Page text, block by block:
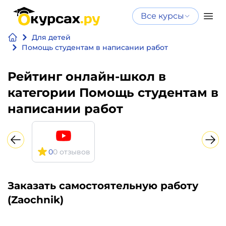
Все курсы
Для детей
Помощь студентам в написании работ
Рейтинг онлайн-школ в
категории Помощь студентам в
написании работ
00 отзывов
Заказать самостоятельную работу
(Zaochnik)
Нейросеть
и ИИ
Программирование
Бизнес
и
финансы
Дизайн
Аналитика
Нейросеть и ИИ
искусственному
интеллекту
Курсы по нейросетям
Бесплатно